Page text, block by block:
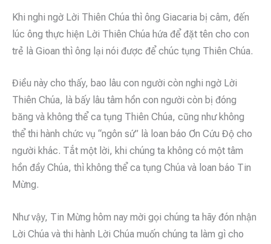
Khi nghi ngờ Lời Thiên Chúa thì ông Giacaria bị câm, đến
lúc ông thực hiện Lời Thiên Chúa hứa để đặt tên cho con
trẻ là Gioan thì ông lại nói được để chúc tụng Thiên Chúa.
Điều này cho thấy, bao lâu con người còn nghi ngờ Lời
Thiên Chúa, là bấy lâu tâm hồn con người còn bị đóng
băng và không thể ca tụng Thiên Chúa, cũng như không
thể thi hành chức vụ “ngôn sứ” là loan báo Ơn Cứu Độ cho
người khác. Tắt một lời, khi chúng ta không có một tâm
hồn đầy Chúa, thì không thể ca tụng Chúa và loan báo Tin
Mừng.
Như vậy, Tin Mừng hôm nay mời gọi chúng ta hãy đón nhận
Lời Chúa và thi hành Lời Chúa muốn chúng ta làm gì cho